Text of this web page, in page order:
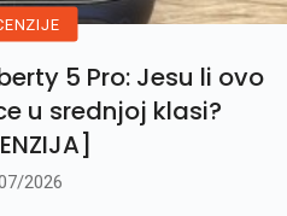
5 Pro: Jesu li ovo
u srednjoj klasi?
2026